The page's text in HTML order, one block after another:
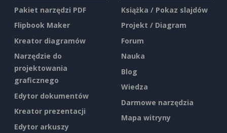
Pakiet narzędzi PDF
Flipbook Maker
Kreator diagramów
Narzędzie do
projektowania
graficznego
Edytor dokumentów
Kreator prezentacji
Edytor arkuszy
Książka / Pokaz slajdów
Projekt / Diagram
Forum
Nauka
Blog
Wiedza
Darmowe narzędzia
Mapa witryny